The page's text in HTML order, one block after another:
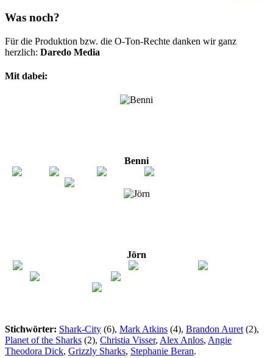
Was noch?
Für die Produktion bzw. die O-Ton-Rechte danken wir ganz
herzlich: Daredo Media
Mit dabei:
Benni
Jörn
Stichwörter: Shark-City (6), Mark Atkins (4), Brandon Auret (2),
Planet of the Sharks (2), Christia Visser, Alex Anlos, Angie
Theodora Dick, Grizzly Sharks, Stephanie Beran.